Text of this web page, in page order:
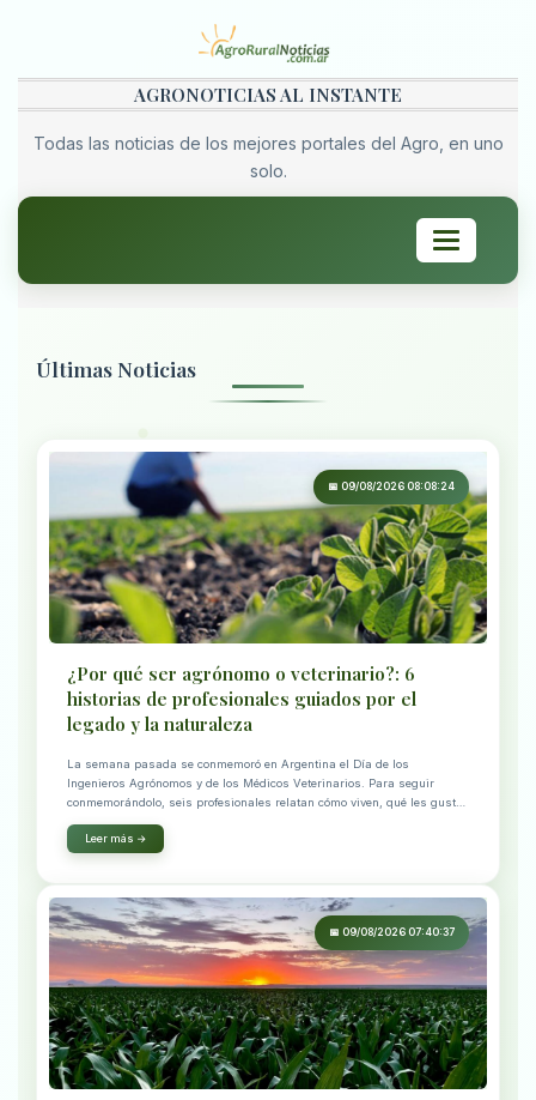
AGRONOTICIAS AL INSTANTE
Todas las noticias de los mejores portales del Agro, en uno
solo.
Toggle
navigation
Últimas Noticias
📅 09/08/2026 08:08:24
¿Por qué ser agrónomo o veterinario?: 6
historias de profesionales guiados por el
legado y la naturaleza
La semana pasada se conmemoró en Argentina el Día de los
Ingenieros Agrónomos y de los Médicos Veterinarios. Para seguir
conmemorándolo, seis profesionales relatan cómo viven, qué les gusta
de l
Leer más →
📅 09/08/2026 07:40:37